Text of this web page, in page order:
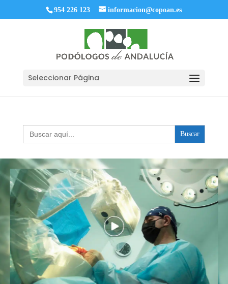
954 226 123 informacion@copoan.es
Seleccionar Página
Buscar: